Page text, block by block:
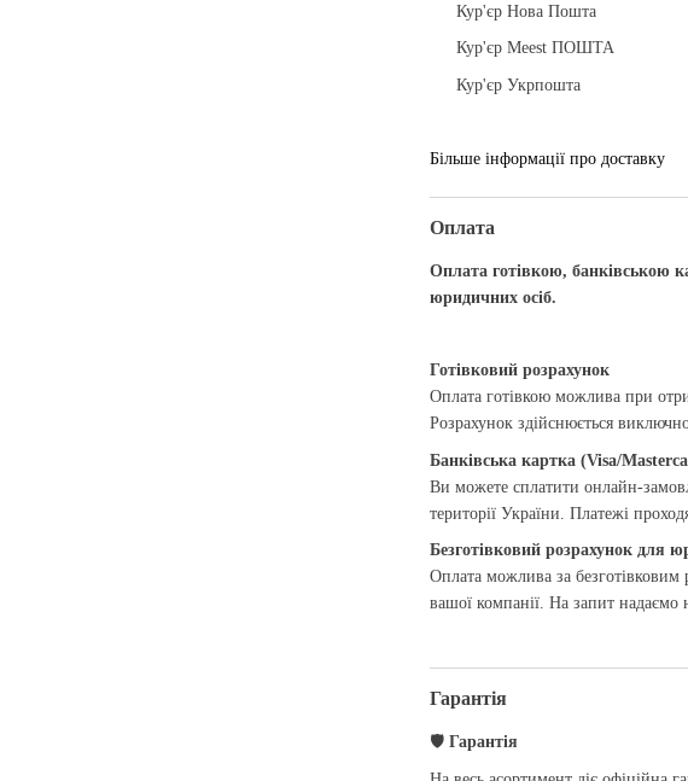
Кур'єр Нова Пошта
Кур'єр Meest ПОШТА
Кур'єр Укрпошта
Більше інформації про доставку
Оплата
Оплата готівкою, банківською
юридичних осіб.
Готівковий розрахунок
Оплата готівкою можлива при
Розрахунок здійснюється
Банківська картка (Visa/
Ви можете сплатити онлайн-
території України. Платежі
Безготівковий розрахунок для
Оплата можлива за безготівковим
вашої компанії. На запит надаємо
Гарантія
🛡 Гарантія